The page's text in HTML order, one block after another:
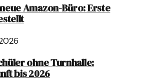
Amazon-Büro: Erste
ohne Turnhalle:
bis 2026